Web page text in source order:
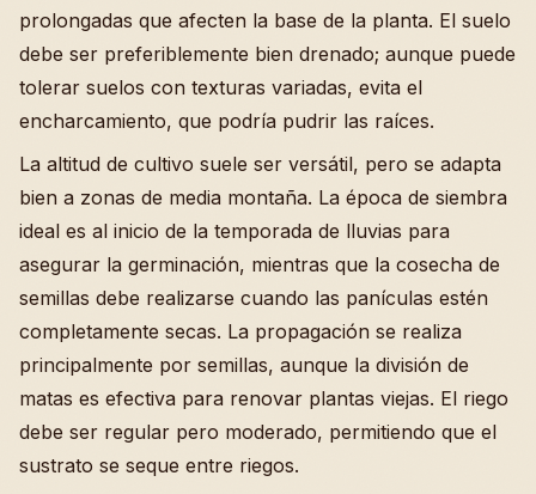
prolongadas que afecten la base de la planta. El suelo
debe ser preferiblemente bien drenado; aunque puede
tolerar suelos con texturas variadas, evita el
encharcamiento, que podría pudrir las raíces.
La altitud de cultivo suele ser versátil, pero se adapta
bien a zonas de media montaña. La época de siembra
ideal es al inicio de la temporada de lluvias para
asegurar la germinación, mientras que la cosecha de
semillas debe realizarse cuando las panículas estén
completamente secas. La propagación se realiza
principalmente por semillas, aunque la división de
matas es efectiva para renovar plantas viejas. El riego
debe ser regular pero moderado, permitiendo que el
sustrato se seque entre riegos.